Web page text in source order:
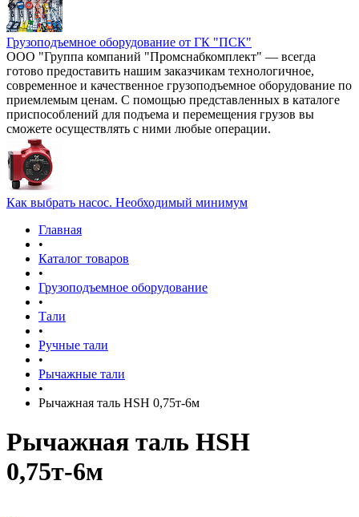
Грузоподъемное оборудование от ГК "ПСК"
ООО "Группа компаний "Промснабкомплект" — всегда
готово предоставить нашим заказчикам технологичное,
современное и качественное грузоподъемное оборудование по
приемлемым ценам. С помощью представленных в каталоге
приспособлений для подъема и перемещения грузов вы
сможете осуществлять с ними любые операции.
Как выбрать насос. Необходимый минимум
Главная
•
Каталог товаров
•
Грузоподъемное оборудование
•
Тали
•
Ручные тали
•
Рычажные тали
•
Рычажная таль HSH 0,75т-6м
Рычажная таль HSH
0,75т-6м